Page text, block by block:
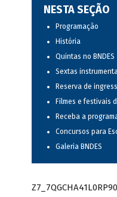
NESTA SEÇÃO
Programação
História
Quintas no BNDES
Sextas
Reserva de
Filmes e festivais
Receba a
Concursos para
Galeria BNDES